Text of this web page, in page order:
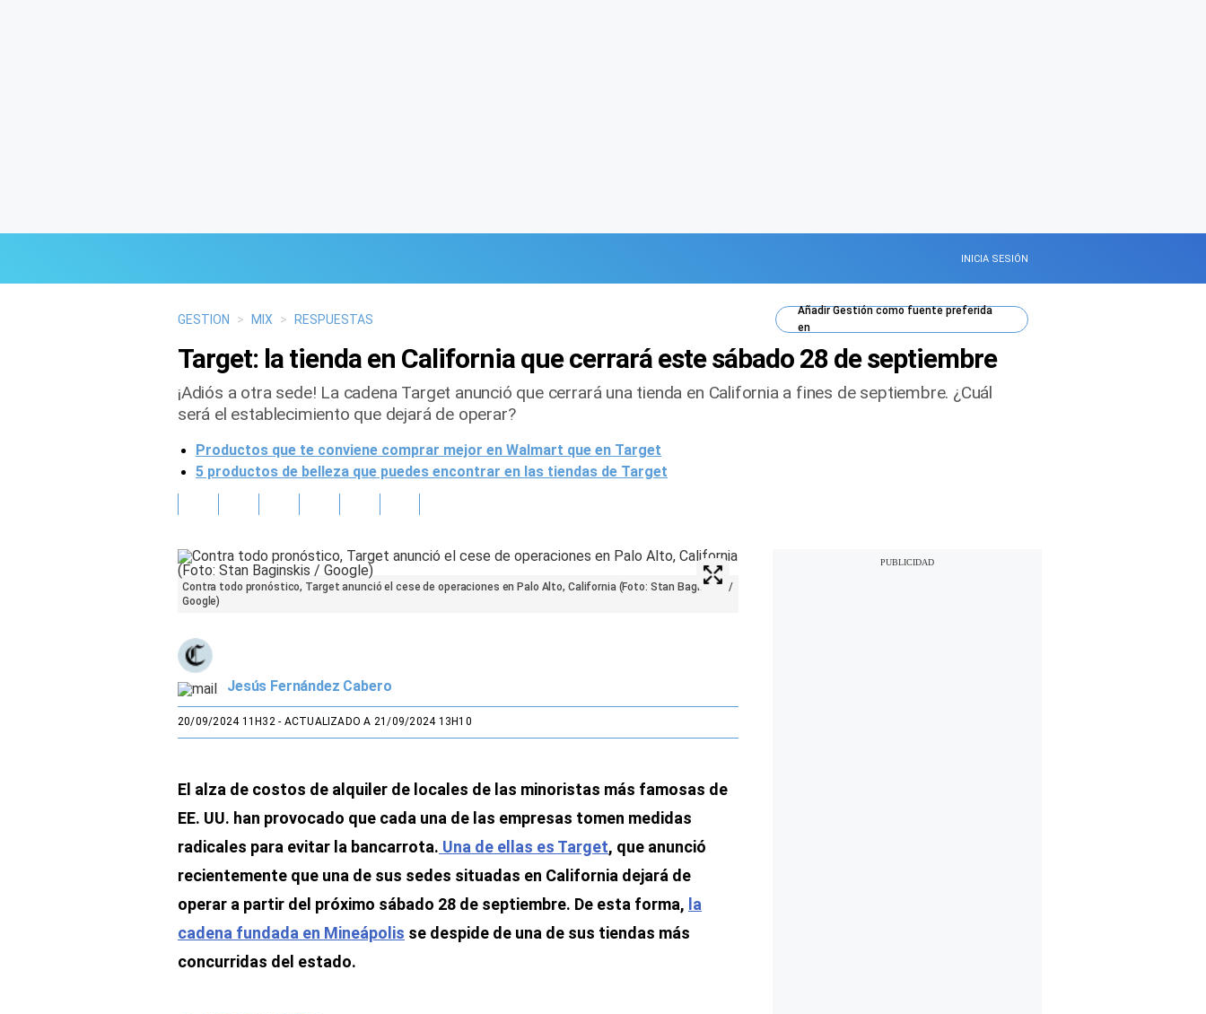
INICIA SESIÓN
GESTION > MIX > RESPUESTAS
AñadirGestióncomo fuente preferida
en
Target: la tienda en California que cerrará este sábado 28 de septiembre
¡Adiós a otra sede! La cadena Target anunció que cerrará una tienda en California a fines de septiembre. ¿Cuál
será el establecimiento que dejará de operar?
Productos que te conviene comprar mejor en Walmart que en Target
5 productos de belleza que puedes encontrar en las tiendas de Target
Contra todo pronóstico, Target anunció el cese de operaciones en Palo Alto, California (Foto: Stan Baginskis /
Google)
Jesús Fernández Cabero
20/09/2024 11H32- ACTUALIZADO A 21/09/2024 13H10
El alza de costos de alquiler de locales de las minoristas más famosas de
EE. UU. han provocado que cada una de las empresas tomen medidas
radicales para evitar la bancarrota. Una de ellas es Target, que anunció
recientemente que una de sus sedes situadas en California dejará de
operar a partir del próximo sábado 28 de septiembre. De esta forma, la
cadena fundada en Mineápolis se despide de una de sus tiendas más
concurridas del estado.